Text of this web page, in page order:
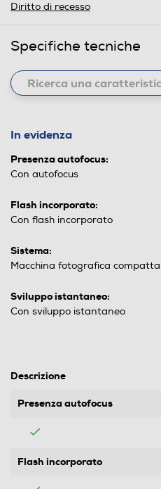
Diritto di recesso
Specifiche tecniche
In evidenza
Presenza autofocus:
Con autofocus
Flash incorporato:
Con flash incorporato
Sistema:
Macchina fotografica compatta
Sviluppo istantaneo:
Con sviluppo istantaneo
Descrizione
Presenza autofocus
Flash incorporato